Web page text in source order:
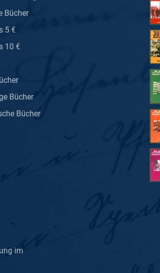
Bücher
5 €
10 €
Bücher
Bücher
im